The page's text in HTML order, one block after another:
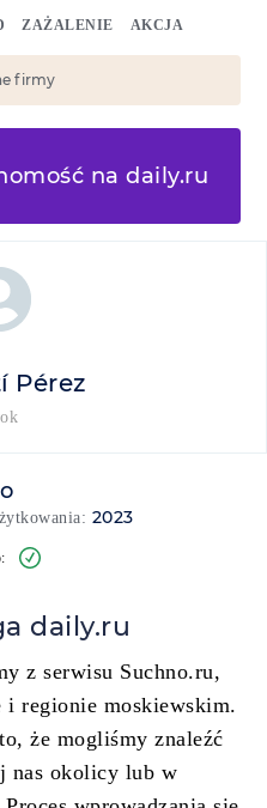
ZAŻALENIE AKCJA
firmy
na daily.ru
2023
daily.ru
z serwisu Suchno.ru,
regionie moskiewskim.
że mogliśmy znaleźć
nas okolicy lub w
Pérez